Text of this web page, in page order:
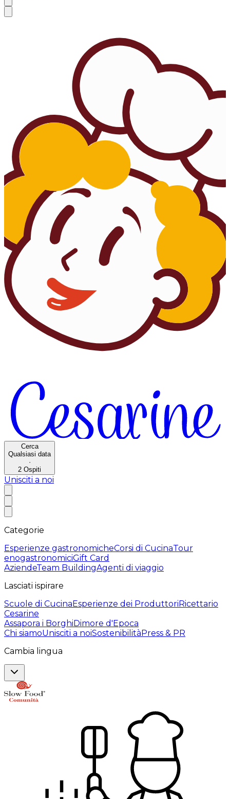
Cerca
Qualsiasi data
·
2 Ospiti
Unisciti a noi
Categorie
Esperienze gastronomicheCorsi di CucinaTour
enogastronomiciGift Card
AziendeTeam BuildingAgenti di viaggio
Lasciati ispirare
Scuole di CucinaEsperienze dei ProduttoriRicettario
Cesarine
Assapora i BorghiDimore d'Epoca
Chi siamoUnisciti a noiSostenibilitàPress & PR
Cambia lingua